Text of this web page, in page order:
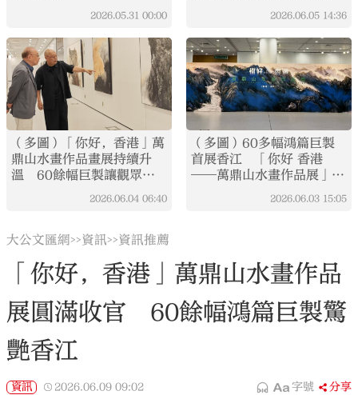
2026.05.31 00:00 2026.06.05 14:36
（多圖）「你好，香港」萬
鼎山水畫作品畫展持續升
溫 60餘幅巨製讓觀眾置
身祖國山河氣韻之中
2026.06.04 06:40
（多圖）60多幅鴻篇巨製
首展香江 「你好 香港
——萬鼎山水畫作品展」今
2026.06.03 15:05
大公文匯網>>資訊>>資訊推薦
「你好，香港」萬鼎山水畫作品
展圓滿收官 60餘幅鴻篇巨製驚
艷香江
資訊 2026.06.09 09:02 字號 分享